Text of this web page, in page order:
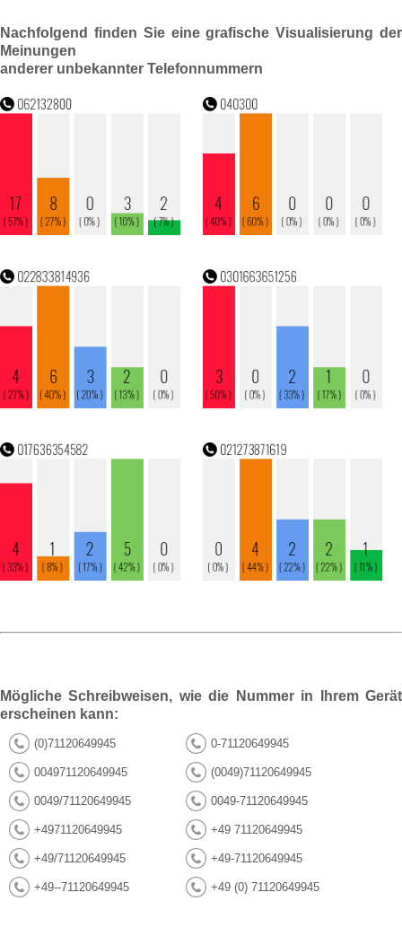
Nachfolgend finden Sie eine grafische Visualisierung der
Meinungen
anderer unbekannter Telefonnummern
Mögliche Schreibweisen, wie die Nummer in Ihrem Gerät
erscheinen kann:
(0)71120649945 0-71120649945
004971120649945 (0049)71120649945
0049/71120649945 0049-71120649945
+4971120649945 +49 71120649945
+49/71120649945 +49-71120649945
+49--71120649945 +49 (0) 71120649945